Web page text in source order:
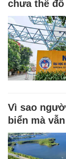
chưa thể đỗ
Vì sao
biển mà